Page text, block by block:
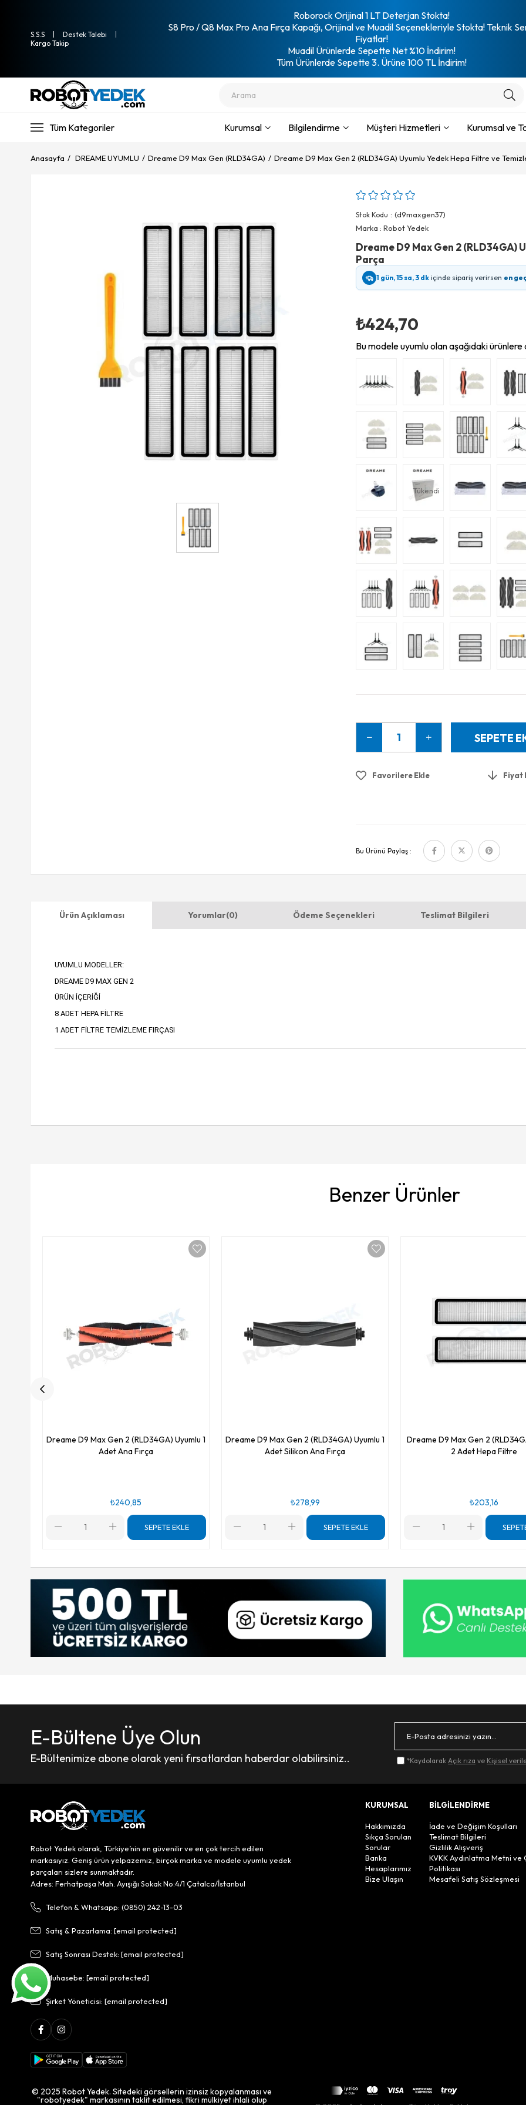
S.S.S
Destek Talebi
Kargo Takip
Roborock Orijinal 1 LT Deterjan Stokta!
S8 Pro / Q8 Max Pro Ana Fırça Kapağı, Orijinal ve Muadil Seçenekleriyle Stokta! Teknik
Fiyatlar!
Muadil Ürünlerde Sepette Net %10 İndirim!
Tüm Ürünlerde Sepette 3. Ürüne 100 TL İndirim!
Tüm Kategoriler Kurumsal Bilgilendirme Müşteri Hizmetleri Kurumsal ve
Anasayfa DREAME UYUMLU Dreame D9 Max Gen (RLD34GA) Dreame D9 Max Gen 2 (RLD34GA) Uyumlu Yedek Hepa Filtre ve
Stok Kodu
(d9maxgen37)
Marka : Robot Yedek
Dreame D9 Max Gen 2 (RLD34GA)
Parça
1 gün, 15 sa, 3 dk içinde sipariş verirsen en
₺424,70
Bu modele uyumlu olan aşağıdaki
Tükendi
Favorilere Ekle Fiyat
Bu Ürünü Paylaş :
Ürün Açıklaması Yorumlar(0) Ödeme Seçenekleri Teslimat Bilgileri
UYUMLU MODELLER:
DREAME D9 MAX GEN 2
ÜRÜN İÇERİĞİ
8 ADET HEPA FİLTRE
1 ADET FİLTRE TEMİZLEME FIRÇASI
Benzer Ürünler
Dreame D9 Max Gen 2 (RLD34GA) Uyumlu 1
Adet Ana Fırça
₺240,85
SEPETE EKLE
Dreame D9 Max Gen 2 (RLD34GA) Uyumlu 1
Adet Silikon Ana Fırça
₺278,99
SEPETE EKLE
Dreame D9 Max Gen 2
2 Adet Hepa Filtre
₺203,16
E-Bültene Üye Olun
E-Bültenimize abone olarak yeni fırsatlardan haberdar olabilirsiniz.. *Kaydolarak Açık rıza ve Kişisel
Robot Yedek olarak, Türkiye’nin en güvenilir ve en çok tercih edilen
markasıyız. Geniş ürün yelpazemiz, birçok marka ve modele uyumlu yedek
parçaları sizlere sunmaktadır.
Adres: Ferhatpaşa Mah. Ayışığı Sokak No:4/1 Çatalca/İstanbul
Telefon & Whatsapp: (0850) 242-13-03
Satış & Pazarlama: [email protected]
Satış Sonrası Destek: [email protected]
Muhasebe: [email protected]
Şirket Yöneticisi: [email protected]
KURUMSAL
Hakkımızda
Sıkça Sorulan
Sorular
Banka
Hesaplarımız
Bize Ulaşın
BİLGİLENDİRME
İade ve Değişim Koşulları
Teslimat Bilgileri
Gizlilik Alışveriş
KVKK Aydınlatma Metni ve
Politikası
Mesafeli Satış Sözleşmesi
© 2025 Robot Yedek. Sitedeki görsellerin izinsiz kopyalanması ve
"robotyedek" markasının taklit edilmesi, fikri mülkiyet ihlali olup